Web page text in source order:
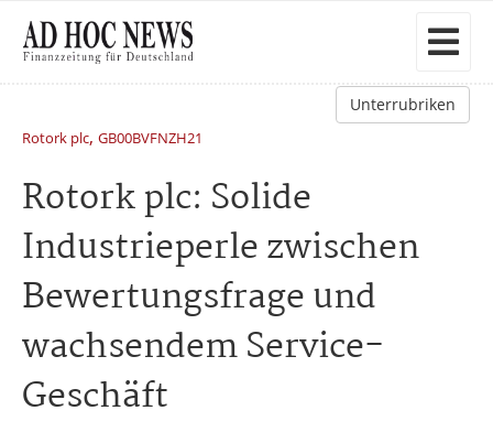
Unterrubriken
Rotork plc, GB00BVFNZH21
Rotork plc: Solide
Industrieperle zwischen
Bewertungsfrage und
wachsendem Service-
Geschäft